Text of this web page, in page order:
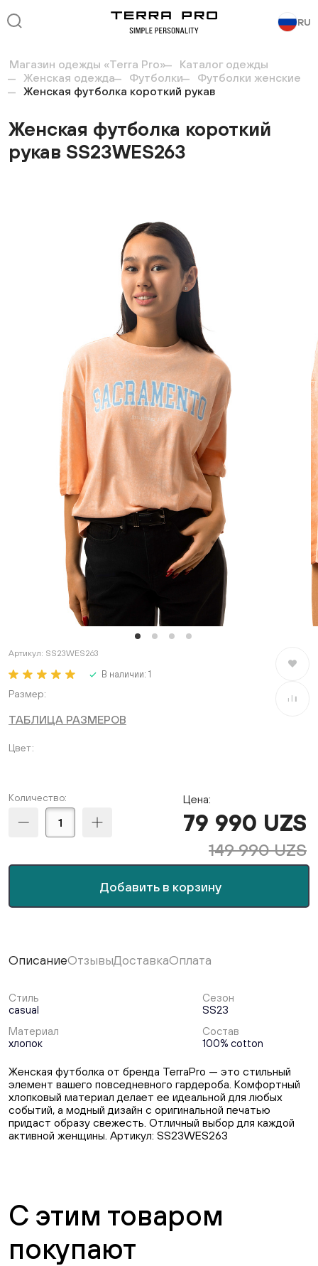
RU
Магазин одежды «Terra Pro»
Каталог одежды
Женская одежда
Футболки
Футболки женские
Женская футболка короткий рукав
Женская футболка короткий
рукав SS23WES263
Артикул: SS23WES263
В наличии: 1
В
В
Размер
ТАБЛИЦА РАЗМЕРОВ
Цвет
Количество:
Добавить в корзину
Цена:
79 990 UZS
149 990 UZS
ОписаниеОтзывыДоставкаОплата
Стиль
casual
Сезон
SS23
Материал
хлопок
Состав
100% cotton
Женская футболка от бренда TerraPro — это стильный
элемент вашего повседневного гардероба. Комфортный
хлопковый материал делает ее идеальной для любых
событий, а модный дизайн с оригинальной печатью
придаст образу свежесть. Отличный выбор для каждой
активной женщины. Артикул: SS23WES263
С этим товаром
покупают